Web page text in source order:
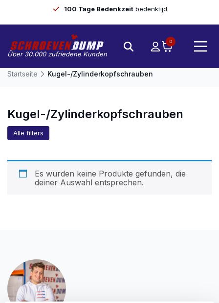
100 Tage Bedenkzeitbedenktijd
Über 30.000 zufriedene Kunden
0
Startseite Kugel-/Zylinderkopfschrauben
Kugel-/Zylinderkopfschrauben
Alle filters
Es wurden keine Produkte gefunden, die
deiner Auswahl entsprechen.